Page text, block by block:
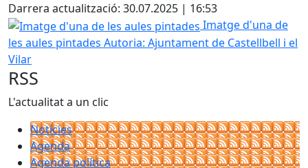
Darrera actualització: 30.07.2025 | 16:53
Imatge d'una de les aules pintades
Imatge d'una de
les aules pintades Autoria: Ajuntament de Castellbell i el
Vilar
RSS
L'actualitat a un clic
Notícies
Agenda
Agenda política